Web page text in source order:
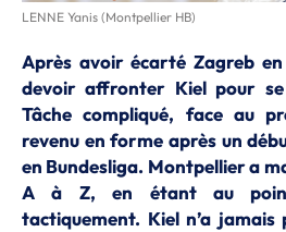
LENNE Yanis (Montpellier HB)
Après avoir écarté Zagreb
devoir affronter Kiel pour
Tâche compliqué, face au
revenu en forme après un
en Bundesliga. Montpellier a
A à Z, en étant au
tactiquement. Kiel n’a